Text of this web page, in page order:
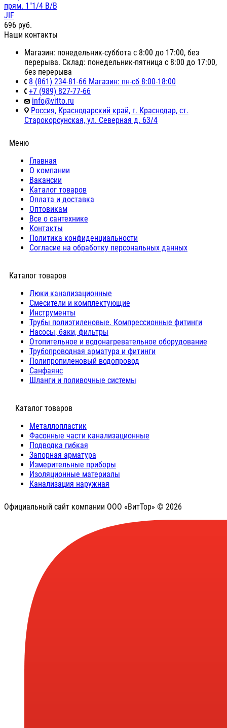
прям. 1"1/4 В/В
JIF
696 руб.
Наши контакты
Магазин: понедельник-суббота с 8:00 до 17:00, без
перерыва. Склад: понедельник-пятница с 8:00 до 17:00,
без перерыва
8 (861) 234-81-66 Магазин: пн-сб 8:00-18:00
+7 (989) 827-77-66
info@vitto.ru
Россия, Краснодарский край, г. Краснодар, ст.
Старокорсунская, ул. Северная д. 63/4
Меню
Главная
О компании
Вакансии
Каталог товаров
Оплата и доставка
Оптовикам
Все о сантехнике
Контакты
Политика конфиденциальности
Согласие на обработку персональных данных
Каталог товаров
Люки канализационные
Cмесители и комплектующие
Инструменты
Трубы полиэтиленовые. Компрессионные фитинги
Насосы, баки, фильтры
Отопительное и водонагревательное оборудование
Трубопроводная арматура и фитинги
Полипропиленовый водопровод
Санфаянс
Шланги и поливочные системы
⠀Каталог товаров
Металлопластик
Фасонные части канализационные
Подводка гибкая
Запорная арматура
Измерительные приборы
Изоляционные материалы
Канализация наружная
Официальный сайт компании ООО «ВитТор» © 2026